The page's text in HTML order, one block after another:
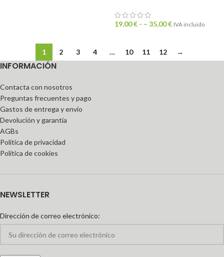
19,00€ - – 35,00€ IVA incluido
1 2 3 4 … 10 11 12 →
INFORMACIÓN
Contacta con nosotros
Preguntas frecuentes y pago
Gastos de entrega y envío
Devolución y garantía
AGBs
Política de privacidad
Política de cookies
NEWSLETTER
Dirección de correo electrónico: